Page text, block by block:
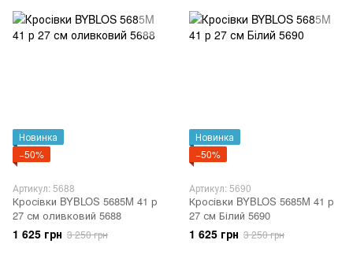
Новинка
−50%
Артикул: 5688
Кросівки BYBLOS 5685M 41 р
27 см оливковий 5688
1 625 грн 3 250 грн
Новинка
−50%
Артикул: 5690
Кросівки BYBLOS 5685M 41 р
27 см Білий 5690
1 625 грн 3 250 грн